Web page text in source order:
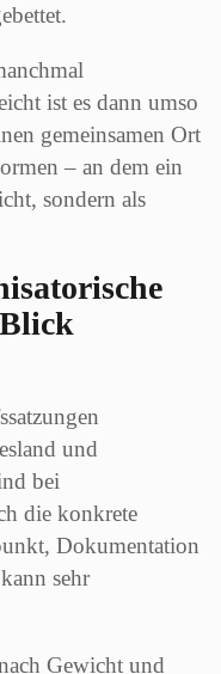
ist es dann umso
gemeinsamen Ort
– an dem ein
sondern als
und
bei
die konkrete
Dokumentation
sehr
Gewicht und